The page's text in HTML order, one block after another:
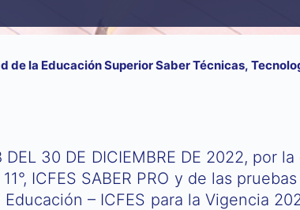
de la Educación Superior Saber Técnicas,
30 DE DICIEMBRE DE 2022, por
ICFES SABER PRO y de las
– ICFES para la Vigencia